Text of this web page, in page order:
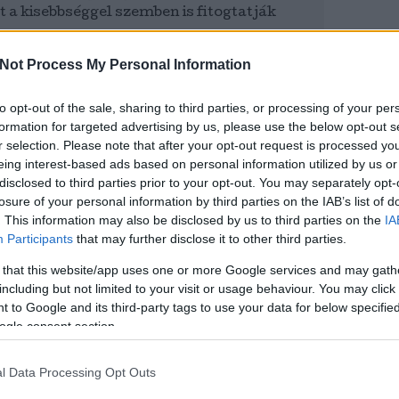
Process My Personal Information
opt-out of the sale, sharing to third parties, or processing of your
for targeted advertising by us, please use the below opt-out
selection. Please note that after your opt-out request is processed
interest-based ads based on personal information utilized by us
to third parties prior to your opt-out. You may separately
of your personal information by third parties on the IAB’s list of
This information may also be disclosed by us to third parties on the
Participants that may further disclose it to other third parties.
that this website/app uses one or more Google services and may
but not limited to your visit or usage behaviour. You may
to Google and its third-party tags to use your data for below
consent section.
Data Processing Opt Outs
a kisebbséggel szemben is fitogtatják
válaszát
és szép napot kívánok önnek az
is!
az elmúlt hét legfelkavaróbb eseményével, ami a
Karolára, amikor azt mondta: „Az ellenőreink
el”. Sem egy bocsánatkérés, semmi, csak a saját
a cél. Ez szerencsére nem sikerült